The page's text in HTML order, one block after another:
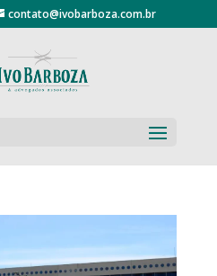
contato@ivobarboza.com.br